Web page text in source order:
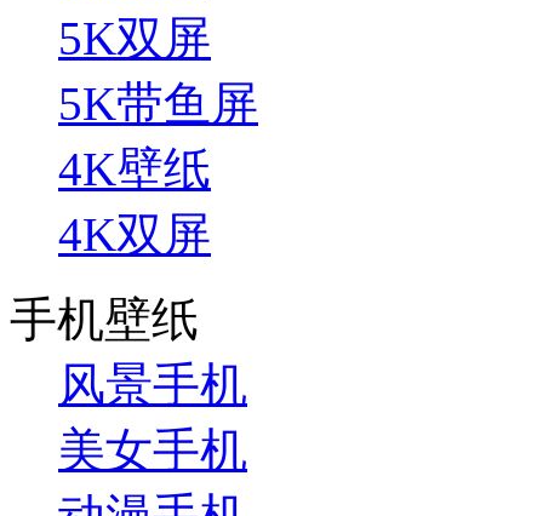
5K双屏
5K带鱼屏
4K壁纸
4K双屏
手机壁纸
风景手机
美女手机